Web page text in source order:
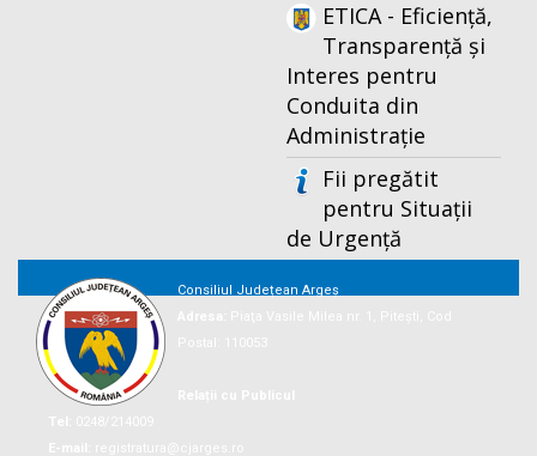
ETICA - Eficiență,
Transparență și
Interes pentru
Conduita din
Administrație
Fii pregătit
pentru Situații
de Urgență
Consiliul Județean Argeș